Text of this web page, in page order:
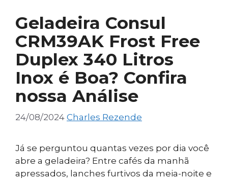
Geladeira Consul
CRM39AK Frost Free
Duplex 340 Litros
Inox é Boa? Confira
nossa Análise
24/08/2024 Charles Rezende
Já se perguntou quantas vezes por dia você
abre a geladeira? Entre cafés da manhã
apressados, lanches furtivos da meia-noite e